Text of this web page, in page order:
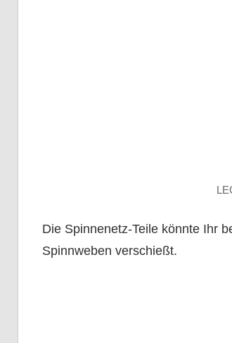
Die Spinnenetz-Teile könnte Ihr
Spinnweben verschießt.